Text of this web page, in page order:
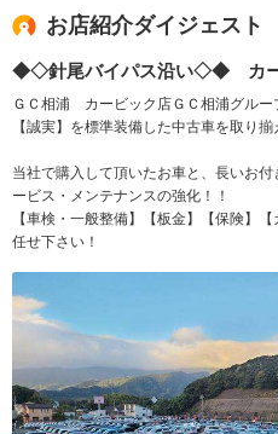
お店紹介ダイジェスト
◆◇針尾バイパス沿い◇◆ カ
ＧＣ相浦 カービック店ＧＣ相浦グルー
【誠実】を標準装備した中古車を取り揃
当社で購入して頂いたお車と、長いお
ービス・メンテナンスの強化！！
【車検・一般整備】【板金】【保険】
任せ下さい！